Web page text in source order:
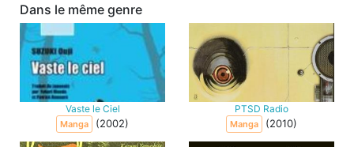
Dans le même genre
Vaste le Ciel
Manga (2002)
PTSD Radio
Manga (2010)